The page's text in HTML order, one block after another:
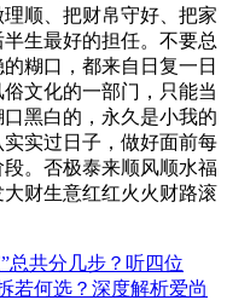
顺、把财帛守好、把家
生最好的担任。不要总
糊口，都来自日复一日
文化的一部门，只能当
黑白的，永久是小我的
实过日子，做好面前每
。否极泰来顺风顺水福
财生意红红火火财路滚
总共分几步？听四位
若何选？深度解析爱尚